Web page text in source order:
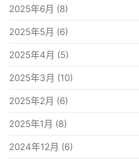
2025年6月 (8)
2025年5月 (6)
2025年4月 (5)
2025年3月 (10)
2025年2月 (6)
2025年1月 (8)
2024年12月 (6)